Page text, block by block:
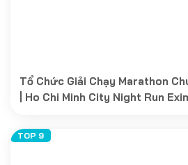
Tổ Chức Giải Chạy Marathon
| Ho Chi Minh City Night Run